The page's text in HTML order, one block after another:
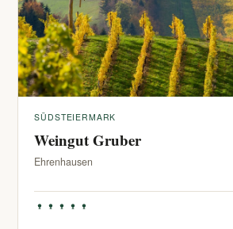
SÜDSTEIERMARK
Weingut Gruber
Ehrenhausen